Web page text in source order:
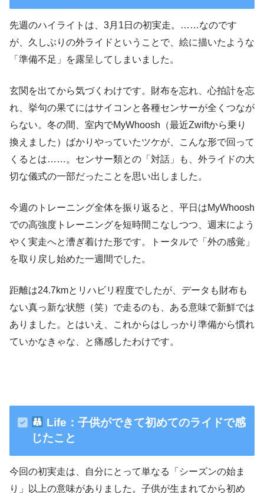
先週のハイライトは、3月1日の初実走。……なのです
が、久しぶりの外ライドということで、絵に描いたような
「準備不足」を露呈してしまいました。
玄関を出てから気づくわけです。財布を忘れ、心拍計を忘
れ、挙句の果てにはサイコンと各種センサーが全くつなが
らない。冬の間、室内でMyWhoosh（最近Zwiftから乗り
換えました）ばかりやっていたツケが、こんな形で回って
くるとは……。センサー類との「対話」も、外ライドの大
切な儀式の一部だったことを思い出しました。
今週のトレーニング全体を振り返ると、平日はMyWhoosh
での高強度トレーニングを短時間こなしつつ、週末によう
やく実走へと漕ぎ着けた形です。トータルで「外の感覚」
を取り戻し始めた一週間でした。
距離は24.7kmとリハビリ程度でしたが、データも財布も
ない真っ新な状態（笑）で走るのも、ある意味で新鮮では
ありました。とはいえ、これからはしっかり準備から慣れ
ていかなきゃな、と痛感したわけです。
Life：子供ができて初めてのライドで感
じたこと
今回の初実走は、自分にとって単なる「シーズンの始ま
り」以上の意味がありました。子供が生まれてから初め